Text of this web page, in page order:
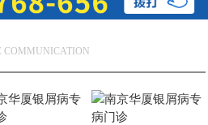
COMMUNICATION